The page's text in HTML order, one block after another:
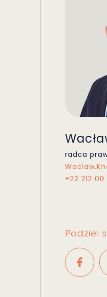
radca
+22 212
Podziel